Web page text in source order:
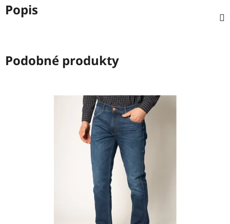
Popis
Podobné produkty